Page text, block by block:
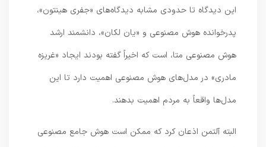
این دیدگاه تا حدودی مشابه دیدگاه‌های «جفری هینتون»،
پدرخوانده هوش مصنوعی و «یان لکان»، دانشمند ارشد
هوش مصنوعی متا، است که اخیراً گفته بودند ایجاد «غریزه
مادری» در مدل‌های هوش مصنوعی اهمیت دارد تا این
مدل‌ها واقعاً به مردم اهمیت بدهند.
البته آلتمن اذعان کرد که ممکن است هوش جامع مصنوعی